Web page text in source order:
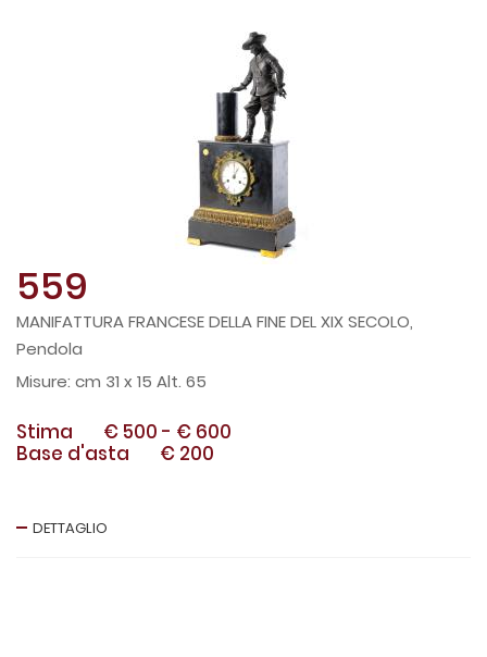
559
MANIFATTURA FRANCESE DELLA FINE DEL XIX SECOLO,
Pendola
cm 31 x 15 Alt. 65
Stima € 500 - € 600
Base d'asta
€ 200
DETTAGLIO